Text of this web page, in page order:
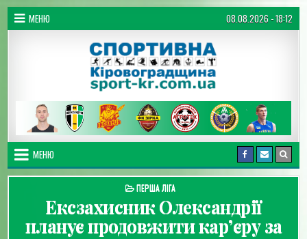
Перейти до вмісту
МЕНЮ 08.08.2026 - 18:12
Спортивна Кіровоградщина
МЕНЮ
ОПУБЛІКУВАТИ В
ПЕРША ЛІГА
Ексзахисник Олександрії
планує продовжити кар’єру за